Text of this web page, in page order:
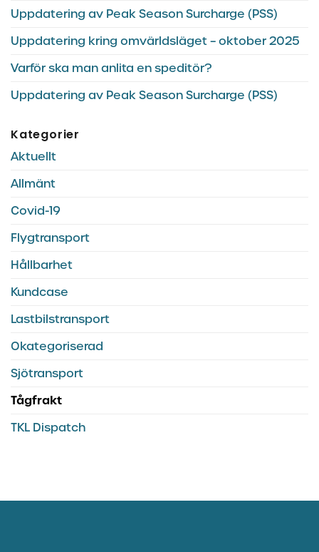
Uppdatering av Peak Season Surcharge (PSS)
Uppdatering kring omvärldsläget – oktober 2025
Varför ska man anlita en speditör?
Uppdatering av Peak Season Surcharge (PSS)
Kategorier
Aktuellt
Allmänt
Covid-19
Flygtransport
Hållbarhet
Kundcase
Lastbilstransport
Okategoriserad
Sjötransport
Tågfrakt
TKL Dispatch